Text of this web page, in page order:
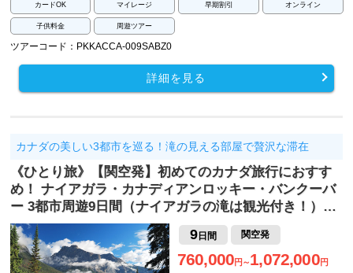
カードOK マイレージ 早期割引 オンライン
子供料金 周遊ツアー
ツアーコード：PKKACCA-009SABZ0
詳細を見る
カナダの美しい3都市を巡る！滝の見える部屋で贅沢な滞在
《ひとり旅》【関空発】初めてのカナダ旅行におすす
め！ ナイアガラ・カナディアンロッキー・バンクーバ
ー 3都市周遊9日間（ナイアガラの滝は観光付き！）…
9日間 関空発
760,000円～1,072,000円